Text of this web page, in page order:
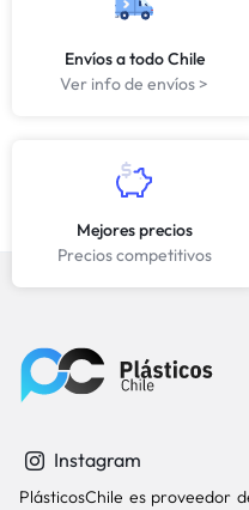
Envíos a todo Chile
Ver info de envíos >
Mejores precios
Precios competitivos
Instagram
PlásticosChile es proveedor